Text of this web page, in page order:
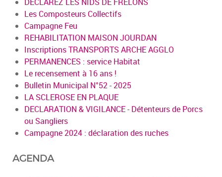
Les Composteurs Collectifs
Campagne Feu
REHABILITATION MAISON JOURDAN
Inscriptions TRANSPORTS ARCHE AGGLO
PERMANENCES : service Habitat
Le recensement à 16 ans !
Bulletin Municipal N°52 - 2025
LA SCLEROSE EN PLAQUE
DECLARATION & VIGILANCE - Détenteurs de Porcs
ou Sangliers
Campagne 2024 : déclaration des ruches
AGENDA